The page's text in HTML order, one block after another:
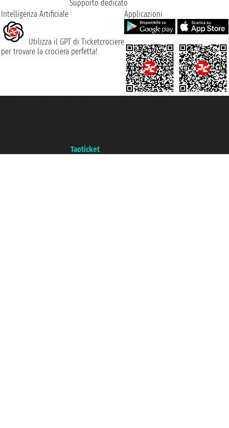
Supporto dedicato
Intelligenza Artificiale
Utilizza il GPT di Ticketcrociere
per trovare la crociera perfetta!
Applicazioni
Taoticket